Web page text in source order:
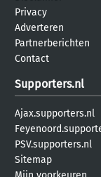
Privacy
Adverteren
Partnerberichten
Contact
Supporters.nl
Ajax.supporters.nl
PSV.supporters.nl
Sitemap